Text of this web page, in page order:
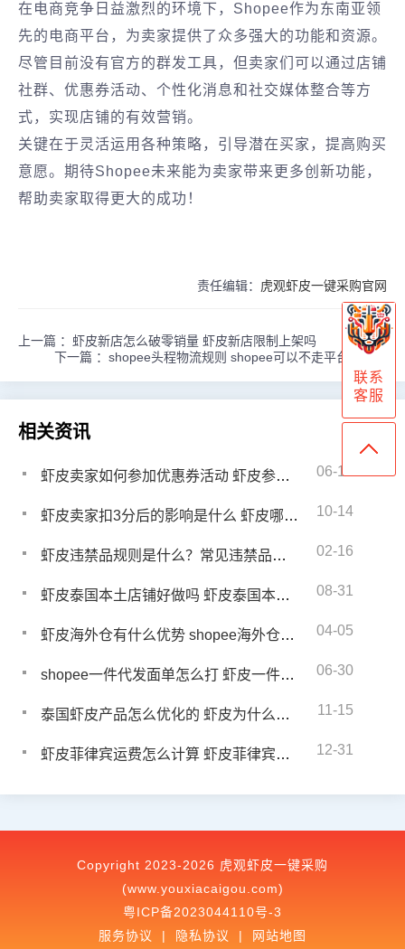
在电商竞争日益激烈的环境下，Shopee作为东南亚领
先的电商平台，为卖家提供了众多强大的功能和资源。
尽管目前没有官方的群发工具，但卖家们可以通过店铺
社群、优惠券活动、个性化消息和社交媒体整合等方
式，实现店铺的有效营销。
关键在于灵活运用各种策略，引导潜在买家，提高购买
意愿。期待Shopee未来能为卖家带来更多创新功能，
帮助卖家取得更大的成功！
责任编辑： 虎观虾皮一键采购官网
上一篇 ： 虾皮新店怎么破零销量 虾皮新店限制上架吗
下一篇 ： shopee头程物流规则 shopee可以不走平台物流吗
相关资讯
虾皮卖家如何参加优惠券活动 虾皮参与优惠券活动常见问题 06-15
虾皮卖家扣3分后的影响是什么 虾皮哪些操作会扣分 10-14
虾皮违禁品规则是什么？常见违禁品类型有哪些 02-16
虾皮泰国本土店铺好做吗 虾皮泰国本土店优势有哪些 08-31
虾皮海外仓有什么优势 shopee海外仓店中店什么意思 04-05
shopee一件代发面单怎么打 虾皮一件代发包装及寄件要求 06-30
泰国虾皮产品怎么优化的 虾皮为什么要每天上新商品 11-15
虾皮菲律宾运费怎么计算 虾皮菲律宾运费算法 12-31
Copyright 2023-2026 虎观虾皮一键采购
(www.youxiacaigou.com)
粤ICP备2023044110号-3
服务协议
| 隐私协议 | 网站地图
联系
客服